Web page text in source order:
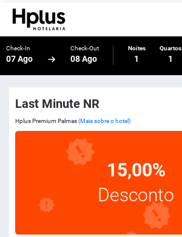
Check-In
07 Ago
Check-Out
08 Ago
Noites
1
Quartos
1
Last Minute NR
Hplus Premium Palmas(Mais sobre o hotel)
15,00%
Desconto